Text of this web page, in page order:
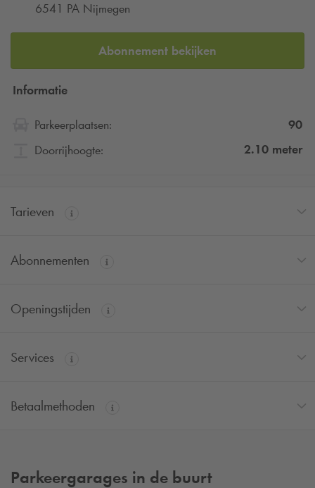
6541 PA Nijmegen
Abonnement bekijken
Informatie
Parkeerplaatsen:
90
Doorrijhoogte:
2.10 meter
Tarieven
Abonnementen
Openingstijden
Services
Betaalmethoden
Parkeergarages in de buurt